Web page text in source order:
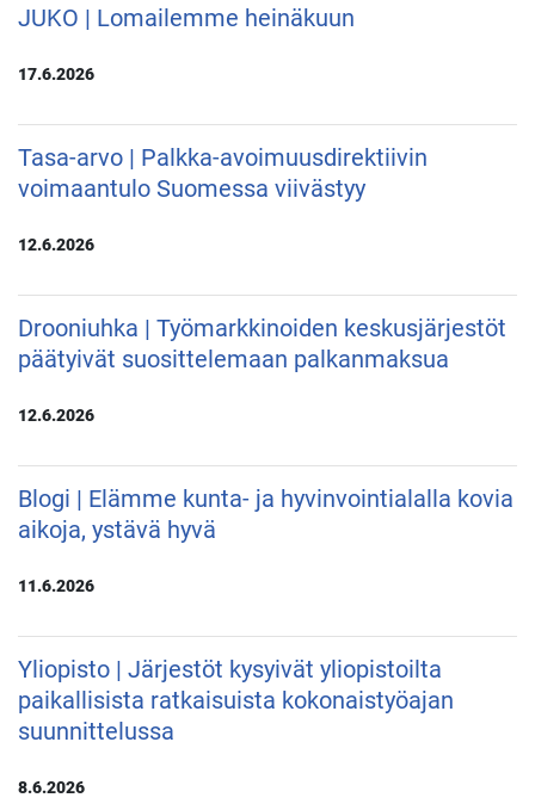
JUKO | Lomailemme heinäkuun
17.6.2026
Tasa-arvo | Palkka-avoimuusdirektiivin
voimaantulo Suomessa viivästyy
12.6.2026
Drooniuhka | Työmarkkinoiden keskusjärjestöt
päätyivät suosittelemaan palkanmaksua
12.6.2026
Blogi | Elämme kunta- ja hyvinvointialalla kovia
aikoja, ystävä hyvä
11.6.2026
Yliopisto | Järjestöt kysyivät yliopistoilta
paikallisista ratkaisuista kokonaistyöajan
suunnittelussa
8.6.2026